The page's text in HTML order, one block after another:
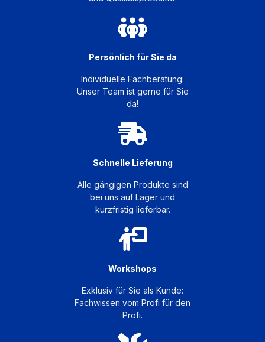
Persönlich für Sie da
Individuelle Fachberatung:
Unser Team ist gerne für Sie
da!
Schnelle Lieferung
Alle gängigen Produkte sind
bei uns auf Lager und
kurzfristig lieferbar.
Workshops
Exklusiv für Sie als Kunde:
Fachwissen vom Profi für den
Profi.